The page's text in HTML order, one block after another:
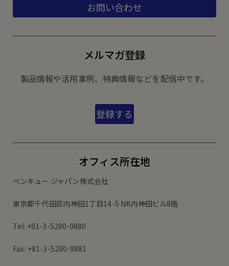
お問い合わせ
メルマガ登録
製品情報や活用事例、特典情報などを配信中です。
登録する
オフィス所在地
ベンキュー ジャパン株式会社
東京都千代田区内神田1丁目14-5 NK内神田ビル8階
Tel: +81-3-5280-9880
Fax: +81-3-5280-9881